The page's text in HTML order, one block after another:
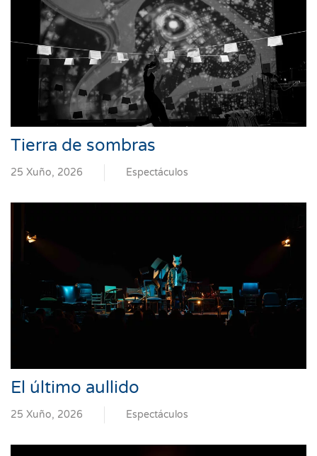
Tierra de sombras
25 Xuño, 2026 Espectáculos
El último aullido
25 Xuño, 2026 Espectáculos